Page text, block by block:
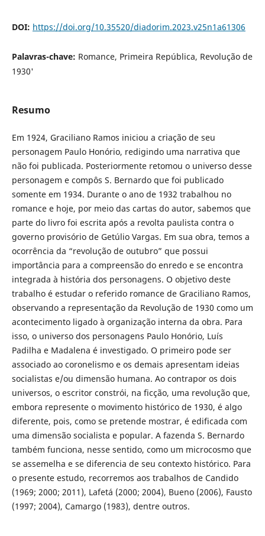
DOI: https://doi.org/10.35520/diadorim.2023.v25n1a61306
Palavras-chave: Romance, Primeira República, Revolução de
1930'
Resumo
Em 1924, Graciliano Ramos iniciou a criação de seu
personagem Paulo Honório, redigindo uma narrativa que
não foi publicada. Posteriormente retomou o universo desse
personagem e compôs S. Bernardo que foi publicado
somente em 1934. Durante o ano de 1932 trabalhou no
romance e hoje, por meio das cartas do autor, sabemos que
parte do livro foi escrita após a revolta paulista contra o
governo provisório de Getúlio Vargas. Em sua obra, temos a
ocorrência da “revolução de outubro” que possui
importância para a compreensão do enredo e se encontra
integrada à história dos personagens. O objetivo deste
trabalho é estudar o referido romance de Graciliano Ramos,
observando a representação da Revolução de 1930 como um
acontecimento ligado à organização interna da obra. Para
isso, o universo dos personagens Paulo Honório, Luís
Padilha e Madalena é investigado. O primeiro pode ser
associado ao coronelismo e os demais apresentam ideias
socialistas e/ou dimensão humana. Ao contrapor os dois
universos, o escritor constrói, na ficção, uma revolução que,
embora represente o movimento histórico de 1930, é algo
diferente, pois, como se pretende mostrar, é edificada com
uma dimensão socialista e popular. A fazenda S. Bernardo
também funciona, nesse sentido, como um microcosmo que
se assemelha e se diferencia de seu contexto histórico. Para
o presente estudo, recorremos aos trabalhos de Candido
(1969; 2000; 2011), Lafetá (2000; 2004), Bueno (2006), Fausto
(1997; 2004), Camargo (1983), dentre outros.